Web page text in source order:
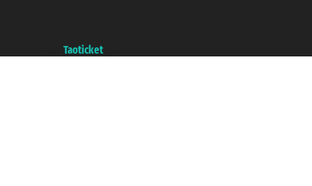
Taoticket